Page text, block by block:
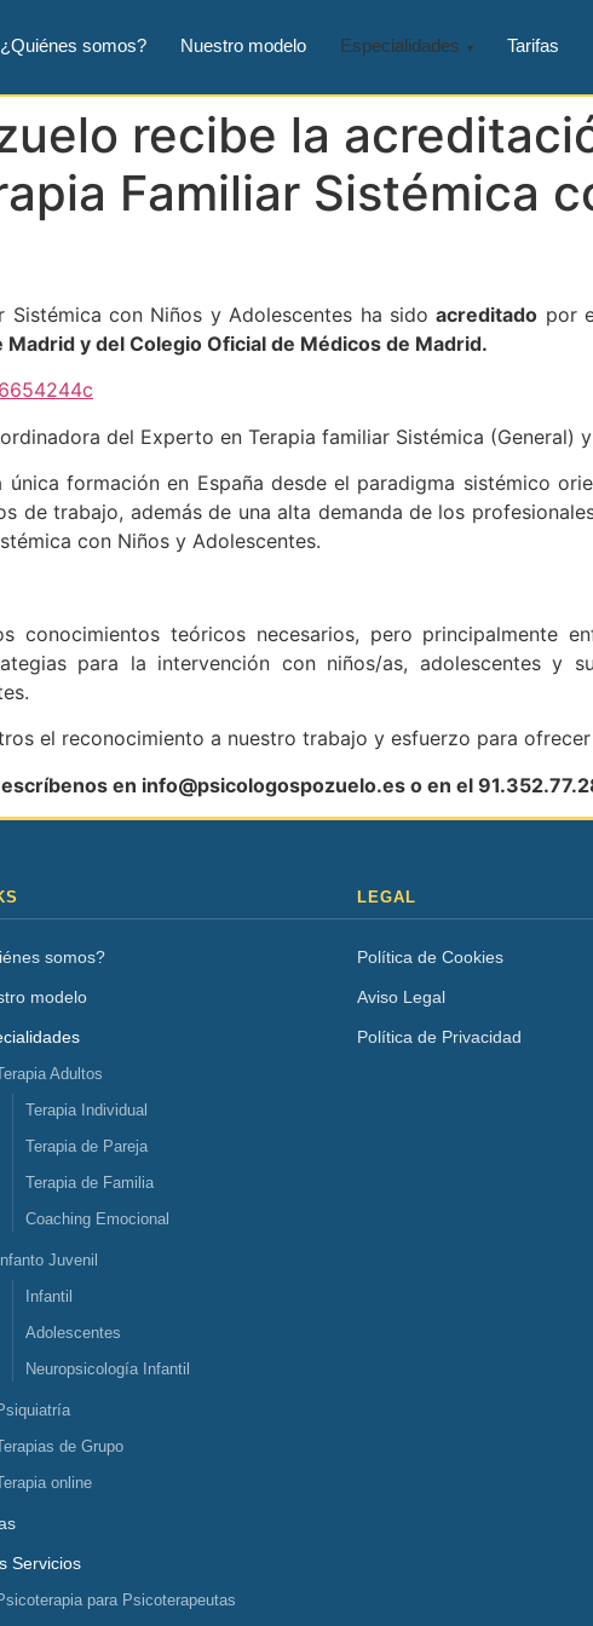
¿Quiénes somos? Nuestro modelo Especialidades Tarifas
recibe la
Familiar Sistémica
Sistémica con Niños y Adolescentes ha sidoacreditado por
y del Colegio Oficial de Médicos de Madrid.
del Experto en Terapia familiar Sistémica (General)
formación en España desde el paradigma sistémico
de trabajo, además de una alta demanda de los
con Niños y Adolescentes.
conocimientos teóricos necesarios, pero principalmente
para la intervención con niños/as, adolescentes y
el reconocimiento a nuestro trabajo y esfuerzo para
en info@psicologospozuelo.es o en el
somos?
modelo
Adultos
Terapia Individual
Terapia de Pareja
Terapia de Familia
Coaching Emocional
Infanto Juvenil
Infantil
Adolescentes
Neuropsicología Infantil
de Grupo
online
Servicios
para Psicoterapeutas
LEGAL
Política de Cookies
Aviso Legal
Política de Privacidad